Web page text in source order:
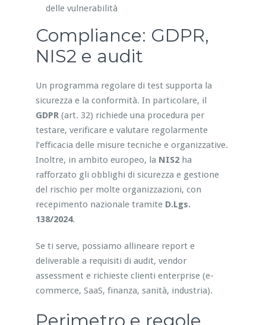
delle vulnerabilità
Compliance: GDPR,
NIS2 e audit
Un programma regolare di test supporta la
sicurezza e la conformità. In particolare, il
GDPR(art. 32) richiede una procedura per
testare, verificare e valutare regolarmente
l’efficacia delle misure tecniche e organizzative.
Inoltre, in ambito europeo, la NIS2ha
rafforzato gli obblighi di sicurezza e gestione
del rischio per molte organizzazioni, con
recepimento nazionale tramite D.Lgs.
138/2024.
Se ti serve, possiamo allineare report e
deliverable a requisiti di audit, vendor
assessment e richieste clienti enterprise (e-
commerce, SaaS, finanza, sanità, industria).
Perimetro e regole